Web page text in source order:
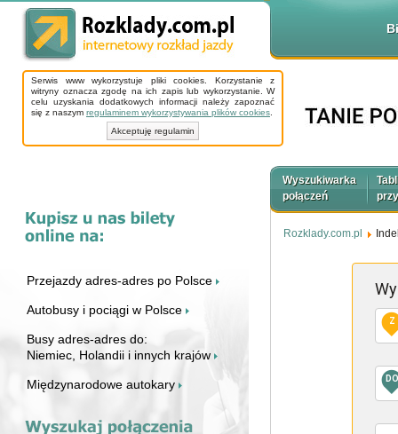
Serwis www wykorzystuje pliki cookies. Korzystanie z
witryny oznacza zgodę na ich zapis lub wykorzystanie. W
celu uzyskania dodatkowych informacji należy zapoznać
się z naszym regulaminem wykorzystywania plików cookies
Akceptuję regulamin
Przejazdy adres-adres po Polsce
Autobusy i pociągi w Polsce
Busy adres-adres do:
Niemiec, Holandii i innych krajów
Międzynarodowe autokary
Wyszukiwarka
połączeń
Rozklady.com.pl
Z
DO